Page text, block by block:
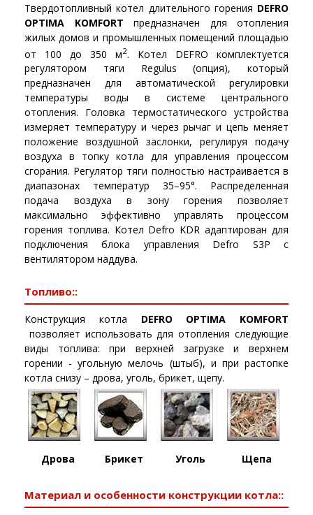
Твердотопливный котел длительного горения DEFRO
OPTIMA KOMFORT предназначен для отопления
жилых домов и промышленных помещений площадью
от 100 до 350 м2. Котел DEFRO комплектуется
регулятором тяги Regulus (опция), который
предназначен для автоматической регулировки
температуры воды в системе центрального
отопления. Головка термостатического устройства
измеряет температуру и через рычаг и цепь меняет
положение воздушной заслонки, регулируя подачу
воздуха в топку котла для управления процессом
сгорания. Регулятор тяги полностью настраивается в
диапазонах температур 35–95°. Распределенная
подача воздуха в зону горения позволяет
максимально эффективно управлять процессом
горения топлива. Котел Defro KDR адаптирован для
подключения блока управления Defro S3P с
вентилятором наддува.
Топливо::
Конструкция котла DEFRO OPTIMA KOMFORT
позволяет использовать для отопления следующие
виды топлива: при верхней загрузке и верхнем
горении - угольную мелочь (штыб), и при растопке
котла снизу – дрова, уголь, брикет, щепу.
Дрова Брикет Уголь Щепа
Материал и особенности конструкции котла::